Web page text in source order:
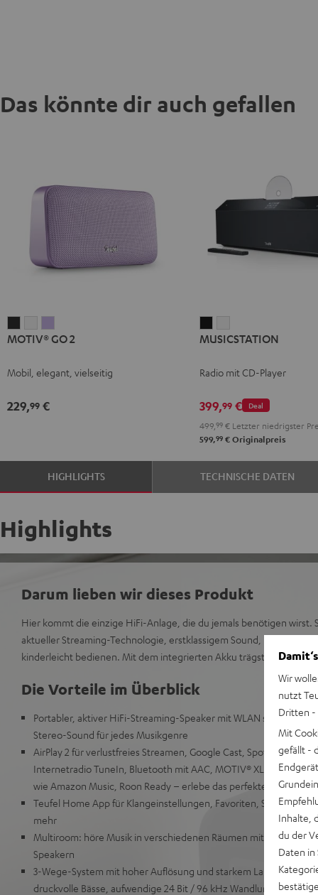
Das könnte dir auch gefallen
GO
Night
GO
Silver
GO
Soft
MOTIV® GO 2
Mobil, elegant, vielseitig
229,99 €
Schwarz
Weiß
MUSICSTATION
Radio mit CD-Player
Deal
399,99€
499, 99€Letzter niedrigster
599,99€Originalpreis
HIGHLIGHTS TECHNISCHE DATEN
Highlights
Darum lieben wir dieses Produkt
Hier kommt die einzige HiFi-Anlage, die du jemals benötigen wirst.
aktueller Streaming-Technologie, erstklassigem Sound, lässt sich
kinderleicht bedienen. Mit dem integrierten Akku trägst du den
Die Vorteile im Überblick
Portabler, aktiver HiFi-Streaming-Speaker mit WLAN sowie
Stereo-Sound für jedes Musikgenre
AirPlay 2 für verlustfreies Streamen, Google Cast, Spotify
Internetradio TuneIn, Bluetooth mit AAC, MOTIV® XL ist
wie Amazon Music, Roon Ready – erlebe das perfekte
Teufel Home App für Klangeinstellungen, Favoriten, Setup,
mehr
Multiroom: höre Musik in verschiedenen Räumen mit weiteren
Speakern
3-Wege-System mit hoher Auflösung und starkem Langhub-
druckvolle Bässe, aufwendige 24 Bit / 96 kHz Wandlung und
Wir
nutzt
Dritten -
Mit
gefällt -
Inhalte,
du der
Daten in